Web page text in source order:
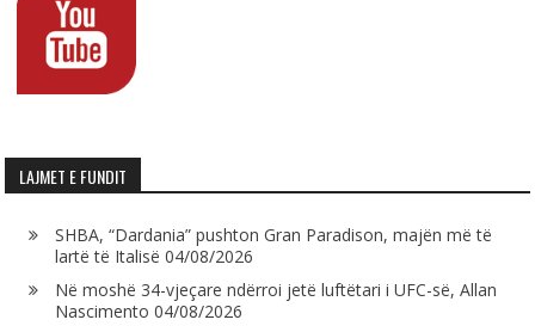
LAJMET E FUNDIT
SHBA, “Dardania” pushton Gran Paradison, majën më të
lartë të Italisë 04/08/2026
Në moshë 34-vjeçare ndërroi jetë luftëtari i UFC-së, Allan
Nascimento 04/08/2026